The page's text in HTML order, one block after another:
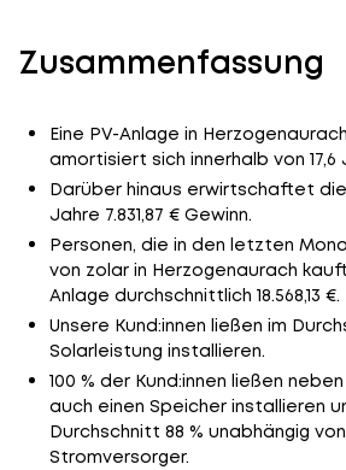
Zusammenfassung
Eine PV-Anlage in
amortisiert sich innerhalb von 17,6
Darüber hinaus erwirtschaftet
Jahre 7.831,87 € Gewinn.
Personen, die in den letzten
von zolar in Herzogenaurach
Anlage durchschnittlich 18.568,13 €.
Unsere Kund:innen ließen im
Solarleistung installieren.
100 % der Kund:innen ließen
auch einen Speicher installieren
Durchschnitt 88 % unabhängig
Stromversorger.